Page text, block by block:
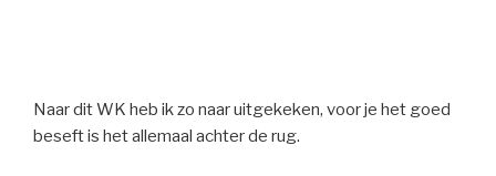
Naar dit WK heb ik zo naar uitgekeken, voor je het goed
beseft is het allemaal achter de rug.